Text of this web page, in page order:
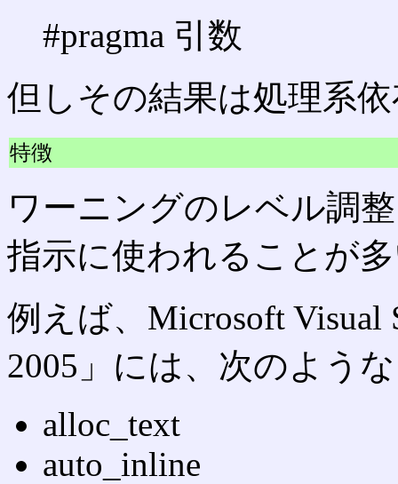
#pragma 引数
但しその結果は処理系
特徴
ワーニングのレベル調
指示に使われることが
例えば、Microsoft Visual
2005」には、次のよう
alloc_text
auto_inline